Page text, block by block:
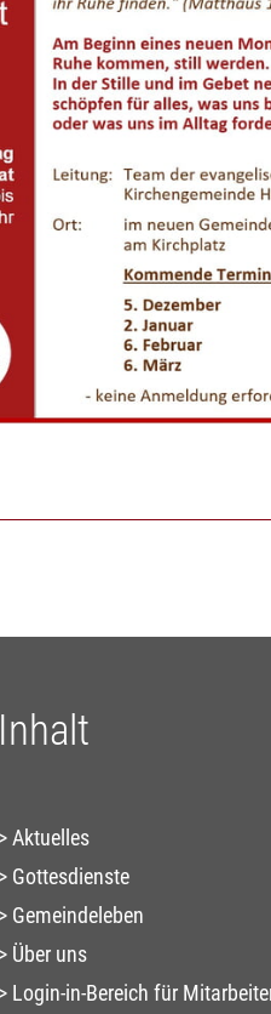
Inhalt
Aktuelles
Gottesdienste
Gemeindeleben
Über uns
Login-in-Bereich für